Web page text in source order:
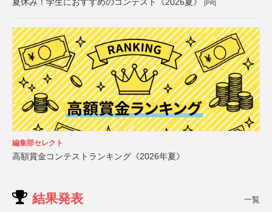
[PR]
編集部セレクト
高額賞金コンテストランキング《2026年夏》
結果発表 一覧